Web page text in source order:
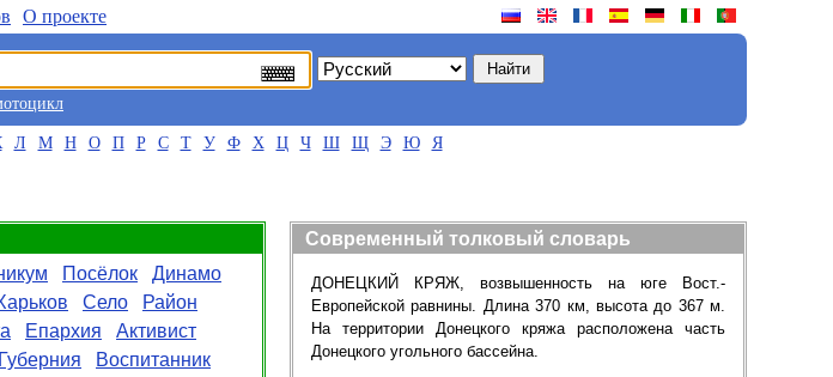
О проекте
Л М Н О П Р С Т У Ф Х Ц Ч Ш Щ Э Ю Я
Посёлок
Динамо
Село
Район
Епархия
Активист
Губерния
Воспитанник
Современный толковый словарь
ДОНЕЦКИЙ КРЯЖ, возвышенность на юге Вост.-
Европейской равнины. Длина 370 км, высота до 367 м.
На территории Донецкого кряжа расположена часть
Донецкого угольного бассейна.